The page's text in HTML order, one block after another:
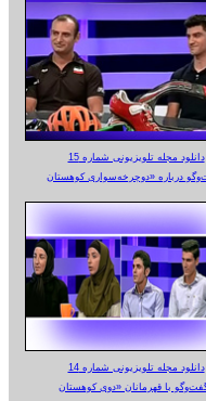
دانلود مجله تلویزیونی شماره 15
دانلود مجله تلویزیونی شماره 14